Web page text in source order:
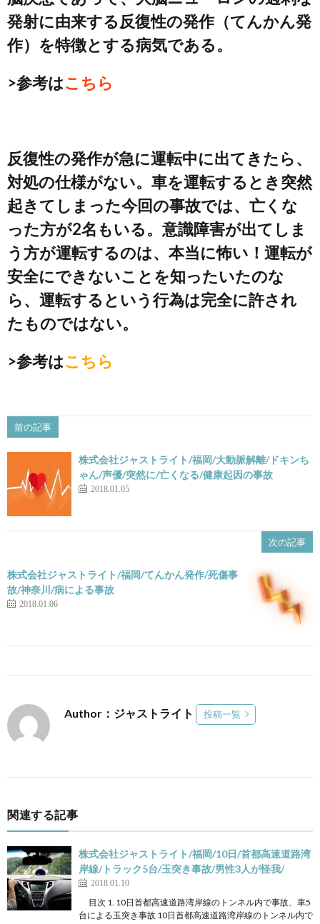
発射に由来する反復性の発作（てんかん発
作）を特徴とする病気である。
>参考はこちら
反復性の発作が急に運転中に出てきたら、
対処の仕様がない。車を運転するとき突然
起きてしまった今回の事故では、亡くな
った方が2名もいる。意識障害が出てしま
う方が運転するのは、本当に怖い！運転が
安全にできないことを知ったいたのな
ら、運転するという行為は完全に許され
たものではない。
>参考はこちら
前の記事
株式会社ジャストライト/福岡/大動脈解離/ドキンち
ゃん/声優/突然に/亡くなる/健康起因の事故
2018.01.05
次の記事
株式会社ジャストライト/福岡/てんかん発作/死傷事
故/神奈川/病による事故
2018.01.06
Author：ジャストライト 投稿一覧
関連する記事
株式会社ジャストライト/福岡/10日/首都高速道路湾
岸線/トラック5台/玉突き事故/男性3人が怪我/
2018.01.10
目次 1. 10日首都高速道路湾岸線のトンネル内で事故、車5
台による玉突き事故 10日首都高速道路湾岸線のトンネル内で